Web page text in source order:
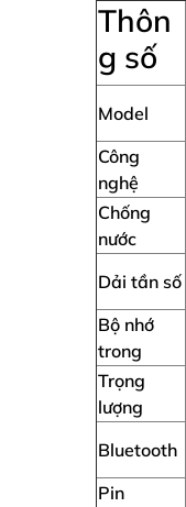
Thôn
g số
Model
Công
nghệ
Chống
nước
Dải tần số
Bộ nhớ
trong
Trọng
lượng
Bluetooth
Pin